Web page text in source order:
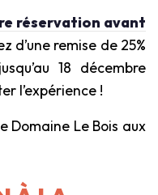
réservation avant
d’une remise de 25%
18 décembre
l’expérience !
Domaine Le Bois aux